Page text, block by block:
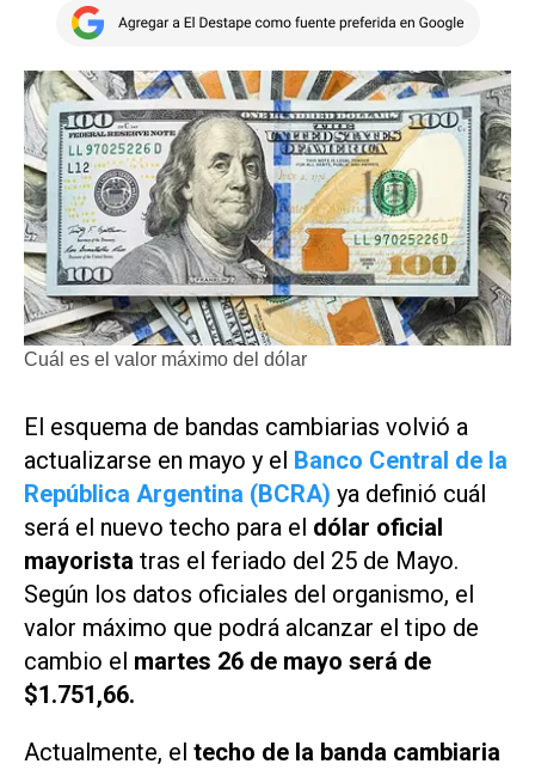
Cuál es el valor máximo del dólar
El esquema de bandas cambiarias volvió a
actualizarse en mayo y el Banco Central de la
República Argentina (BCRA) ya definió cuál
será el nuevo techo para el dólar oficial
mayorista tras el feriado del 25 de Mayo.
Según los datos oficiales del organismo, el
valor máximo que podrá alcanzar el tipo de
cambio el martes 26 de mayo será de
$1.751,66.
Actualmente, el techo de la banda cambiaria